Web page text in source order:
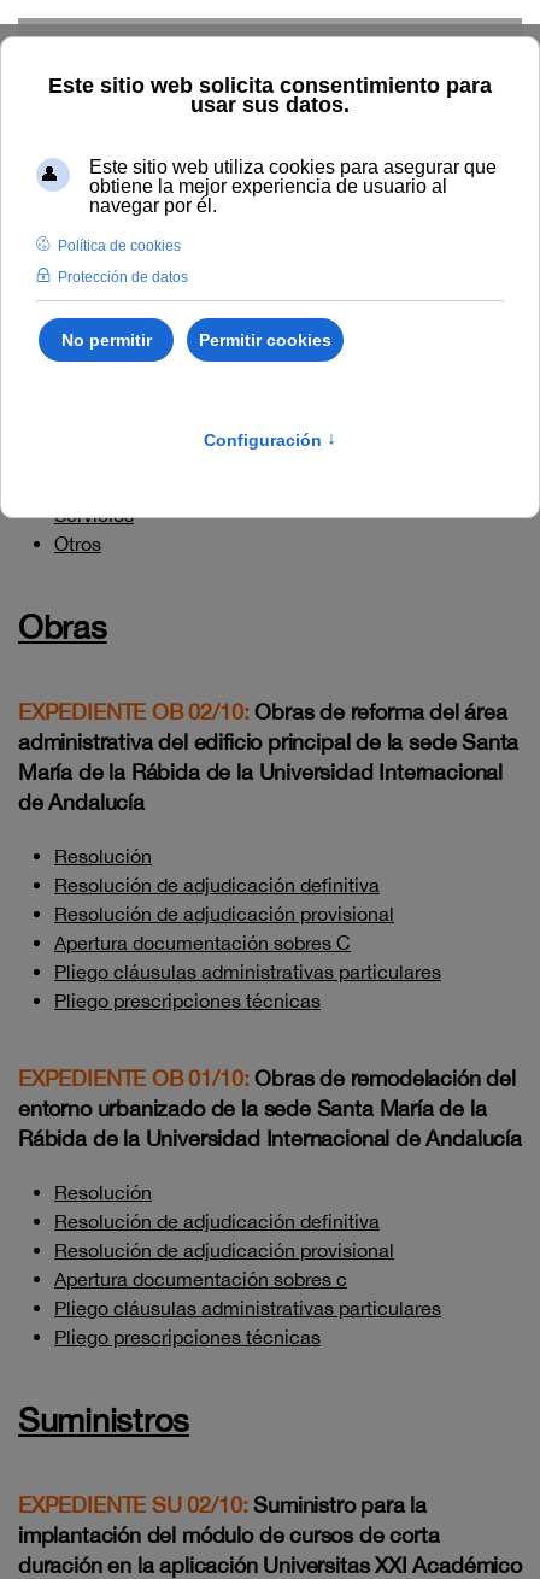
Inicio General Expedientes finalizados
Expedientes finalizados
Servicios
Otros
Obras
EXPEDIENTE OB 02/10: Obras de reforma del área
administrativa del edificio principal de la sede Santa
María de la Rábida de la Universidad Internacional
de Andalucía
Resolución
Resolución de adjudicación definitiva
Resolución de adjudicación provisional
Apertura documentación sobres C
Pliego cláusulas administrativas particulares
Pliego prescripciones técnicas
EXPEDIENTE OB 01/10: Obras de remodelación del
entorno urbanizado de la sede Santa María de la
Rábida de la Universidad Internacional de Andalucía
Resolución
Resolución de adjudicación definitiva
Resolución de adjudicación provisional
Apertura documentación sobres c
Pliego cláusulas administrativas particulares
Pliego prescripciones técnicas
Suministros
EXPEDIENTE SU 02/10: Suministro para la
implantación del módulo de cursos de corta
duración en la aplicación Universitas XXI Académico